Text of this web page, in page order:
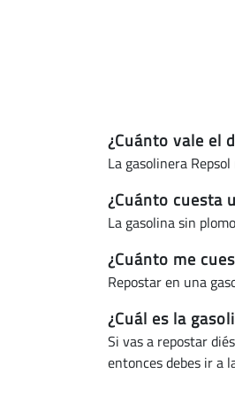
¿Cuánto vale el
La gasolinera
¿Cuánto cuesta
La gasolina sin
¿Cuánto me
Repostar en una
¿Cuál es la
Si vas a repostar
entonces debes ir a